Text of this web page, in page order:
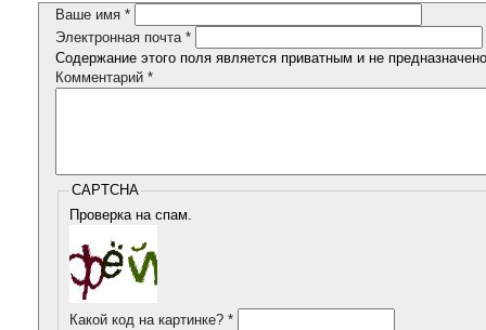
Ваше имя *
Электронная почта *
Содержание этого поля является приватным и не
Комментарий *
CAPTCHA
Проверка на спам.
Какой код на картинке? *